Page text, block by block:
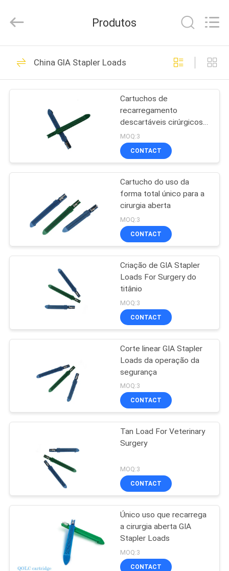
CASA
PRODUTOS
EXCURSÃO
FÁBRICA
CONTROLE
DA
QUALIDADE
CONTACTE-
UMAS
CITAÇÕES
MAPA
POLICY
LTD.
Reserved.
Instrumentos da
endoscopia
29
ultrassônicas da
endoscopia
33
Grampeador de
corte linear
endoscópico
Instrumentos
cirúrgicos
Laparoscopic
Escalpelo
ultrassônico do
harmônico
31
Produtos
China GIA Stapler Loads
Cartuchos de
recarregamento
descartáveis cirúrgicos
para o grampeador linear
do cortador
MOQ:3
CONTACT
Cartucho do uso da
forma total único para a
cirurgia aberta
MOQ:3
CONTACT
Criação de GIA Stapler
Loads For Surgery do
titânio
MOQ:3
CONTACT
Corte linear GIA Stapler
Loads da operação da
segurança
MOQ:3
CONTACT
Tan Load For Veterinary
Surgery
MOQ:3
CONTACT
Único uso que recarrega
a cirurgia aberta GIA
Stapler Loads
MOQ:3
CONTACT